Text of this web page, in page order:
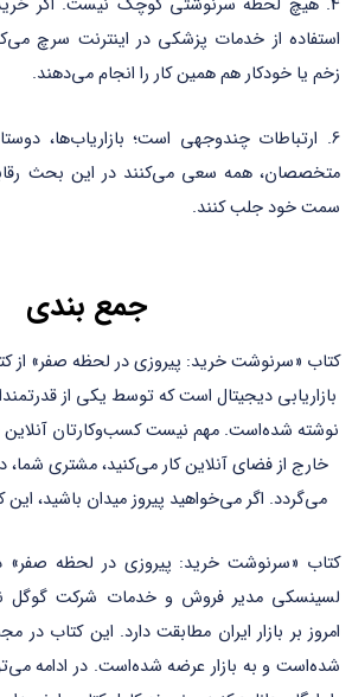
استفاده از خدمات پزشکی در اینترنت سرچ
زخم یا خودکار هم همین کار را انجام می‌دهند.
6. ارتباطات چند‌وجهی است؛ بازاریاب‌ها،
متخصصان، همه سعی می‌کنند در این بحث
سمت خود جلب کنند.
جمع بندی
کتاب «سرنوشت خرید: پیروزی در لحظه صفر» از
بازاریابی دیجیتال است که توسط یکی از
نوشته شده‌است. مهم نیست کسب‌و‌کارتان
خارج از فضای آنلاین کار می‌کنید، مشتری شما،
می‌گردد. اگر می‌خواهید پیروز میدان باشید،
لسینسکی مدیر فروش و خدمات شرکت گوگل
امروز بر بازار ایران مطابقت دارد. این کتاب در
شده‌است و به بازار عرضه شده‌است. در ادامه